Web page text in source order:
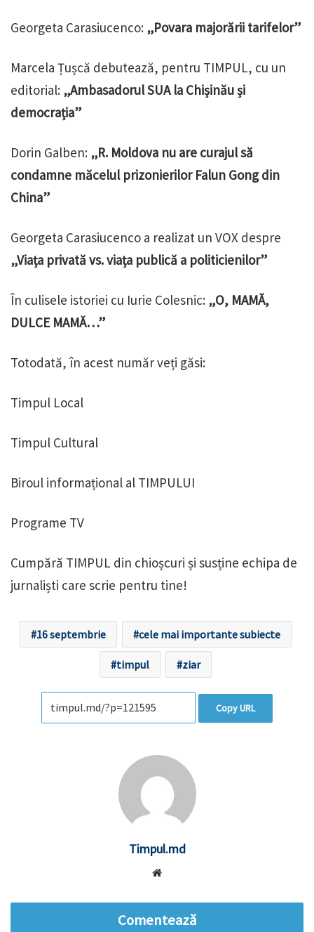
Georgeta Carasiucenco: „Povara majorării tarifelor”
Marcela Țușcă debutează, pentru TIMPUL, cu un
editorial: „Ambasadorul SUA la Chișinău și
democrația”
Dorin Galben: „R. Moldova nu are curajul să
condamne măcelul prizonierilor Falun Gong din
China”
Georgeta Carasiucenco a realizat un VOX despre
„Viața privată vs. viața publică a politicienilor”
În culisele istoriei cu Iurie Colesnic: „O, MAMĂ,
DULCE MAMĂ…”
Totodată, în acest număr veți găsi:
Timpul Local
Timpul Cultural
Biroul informațional al TIMPULUI
Programe TV
Cumpără TIMPUL din chioșcuri și susține echipa de
jurnaliști care scrie pentru tine!
16 septembrie cele mai importante subiecte
timpul ziar
Copy URL
Timpul.md
Comentează